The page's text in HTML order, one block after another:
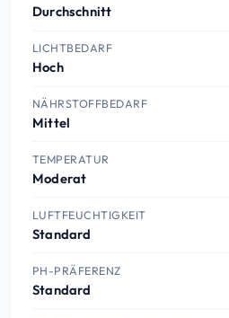
Durchschnitt
LICHTBEDARF
Hoch
NÄHRSTOFFBEDARF
Mittel
TEMPERATUR
Moderat
LUFTFEUCHTIGKEIT
Standard
PH-PRÄFERENZ
Standard